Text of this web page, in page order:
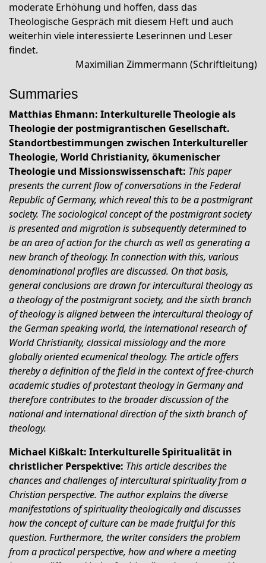
moderate Erhöhung und hoffen, dass das
Theologische Gespräch mit diesem Heft und auch
weiterhin viele interessierte Leserinnen und Leser
findet.
Maximilian Zimmermann (Schriftleitung)
Summaries
Matthias Ehmann: Interkulturelle Theologie als
Theologie der postmigrantischen Gesellschaft.
Standortbestimmungen zwischen Interkultureller
Theologie, World Christianity, ökumenischer
Theologie und Missionswissenschaft: This paper
presents the current flow of conversations in the Federal
Republic of Germany, which reveal this to be a postmigrant
society. The sociological concept of the postmigrant society
is presented and migration is subsequently determined to
be an area of action for the church as well as generating a
new branch of theology. In connection with this, various
denominational profiles are discussed. On that basis,
general conclusions are drawn for intercultural theology as
a theology of the postmigrant society, and the sixth branch
of theology is aligned between the intercultural theology of
the German speaking world, the international research of
World Christianity, classical missiology and the more
globally oriented ecumenical theology. The article offers
thereby a definition of the field in the context of free-church
academic studies of protestant theology in Germany and
therefore contributes to the broader discussion of the
national and international direction of the sixth branch of
theology.
Michael Kißkalt: Interkulturelle Spiritualität in
christlicher Perspektive: This article describes the
chances and challenges of intercultural spirituality from a
Christian perspective. The author explains the diverse
manifestations of spirituality theologically and discusses
how the concept of culture can be made fruitful for this
question. Furthermore, the writer considers the problem
from a practical perspective, how and where a meeting